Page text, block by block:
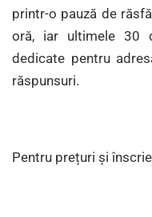
printr-o pauză de
oră, iar ultimele 30
dedicate pentru
răspunsuri.
Pentru prețuri și